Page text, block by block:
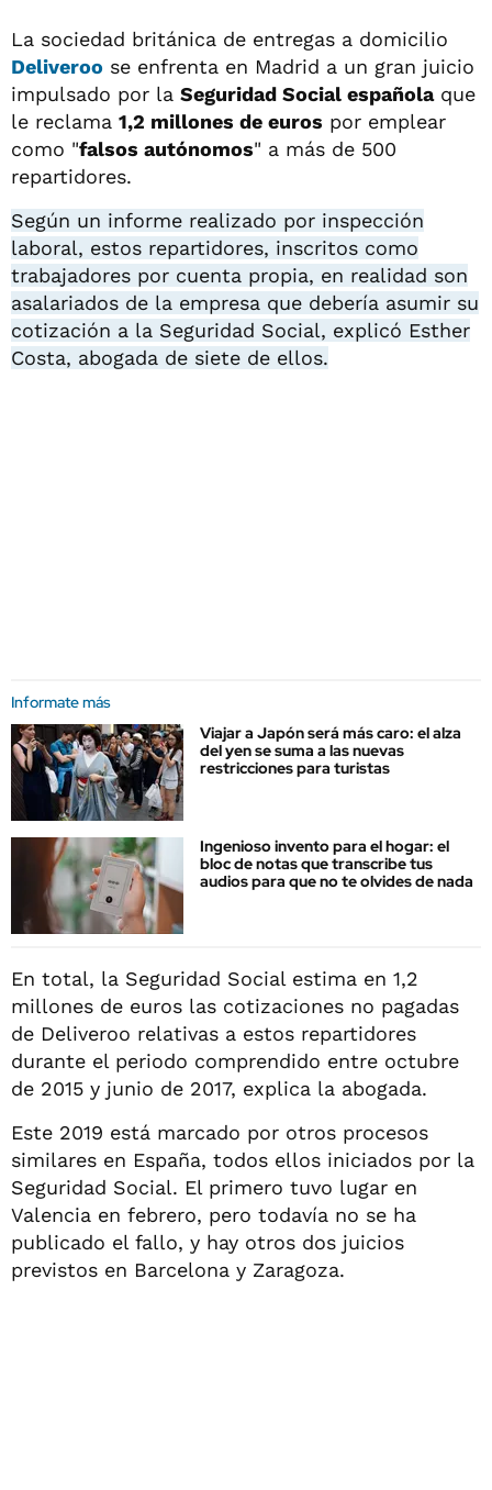
La sociedad británica de entregas a domicilio
Deliveroo se enfrenta en Madrid a un gran juicio
impulsado por la Seguridad Social españolaque
le reclama 1,2 millones de euros por emplear
como "falsos autónomos" a más de 500
repartidores.
Según un informe realizado por inspección
laboral, estos repartidores, inscritos como
trabajadores por cuenta propia, en realidad son
asalariados de la empresa que debería asumir su
cotización a la Seguridad Social, explicó Esther
Costa, abogada de siete de ellos.
Informate más
Viajar a Japón será más caro: el alza
del yen se suma a las nuevas
restricciones para turistas
Ingenioso invento para el hogar: el
bloc de notas que transcribe tus
audios para que no te olvides de nada
En total, la Seguridad Social estima en 1,2
millones de euros las cotizaciones no pagadas
de Deliveroo relativas a estos repartidores
durante el periodo comprendido entre octubre
de 2015 y junio de 2017, explica la abogada.
Este 2019 está marcado por otros procesos
similares en España, todos ellos iniciados por la
Seguridad Social. El primero tuvo lugar en
Valencia en febrero, pero todavía no se ha
publicado el fallo, y hay otros dos juicios
previstos en Barcelona y Zaragoza.